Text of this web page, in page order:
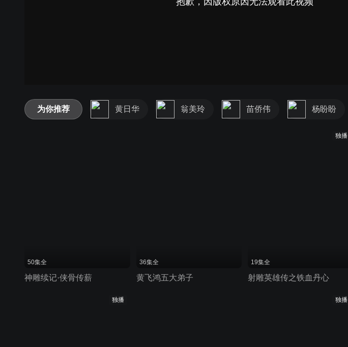
为你推荐 黄日华 翁美玲 苗侨伟 杨盼盼
50集全
神雕续记·侠骨传薪
36集全
黄飞鸿五大弟子
独播
19集全
射雕英雄传之铁血丹心
独播 独播